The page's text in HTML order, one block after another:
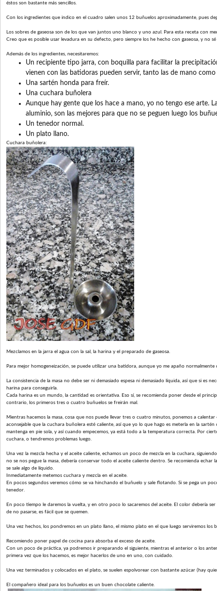
éstos son bastante más sencillos.
Con los ingredientes que indico en el cuadro salen unos 12 buñuelos aproximadamente, pues
Los sobres de gaseosa son de los que van juntos uno blanco y uno azul. Para esta receta con
Creo que es posible usar levadura en su defecto, pero siempre los he hecho con gaseosa, y no
Además de los ingredientes, necesitaremos:
Un recipiente tipo jarra, con boquilla para facilitar la
vienen con las batidoras pueden servir, tanto las de mano como
Una sartén honda para freír.
Una cuchara buñolera
Aunque hay gente que los hace a mano, yo no tengo ese arte.
aluminio, son las mejores para que no se peguen luego los
Un tenedor normal.
Un plato llano.
Cuchara buñolera:
Mezclamos en la jarra el agua con la sal, la harina y el preparado de gaseosa.
Para mejor homogeneización, se puede utilizar una batidora, aunque yo me apaño
La consistencia de la masa no debe ser ni demasiado espesa ni demasiado líquida, así que si es
harina para conseguirla.
Cada harina es un mundo, la cantidad es orientativa. Eso sí, se recomienda poner desde el
contrario, los primeros tres o cuatro buñuelos se freirán mal.
Mientras hacemos la masa, cosa que nos puede llevar tres o cuatro minutos, ponemos a calentar
aconsejable que la cuchara buñolera esté caliente, así que yo lo que hago es meterla en la sartén
mantenga en pie sola, y así cuando empecemos, ya está todo a la temperatura correcta. Por
cuchara, o tendremos problemas luego.
Una vez la mezcla hecha y el aceite caliente, echamos un poco de mezcla en la cuchara,
no se nos pegue la masa, debería conservar todo el aceite caliente dentro. Se recomienda echar
se sale algo de líquido.
Inmediatamente metemos cuchara y mezcla en el aceite.
En pocos segundos veremos cómo se va hinchando el buñuelo y sale flotando. Si se pega un
tenedor.
En poco tiempo le daremos la vuelta, y en otro poco lo sacaremos del aceite. El color debería
de no pasarse, es fácil que se quemen.
Una vez hechos, los pondremos en un plato llano, el mismo plato en el que luego serviremos los
Recomiendo poner papel de cocina para absorba el exceso de aceite.
Con un poco de práctica, ya podremos ir preparando el siguiente, mientras el anterior o los
primera vez que los hacemos, es mejor hacerlos de uno en uno, con cuidado.
Una vez terminados y colocados en el plato, se suelen espolvorear con bastante azúcar (hay
El compañero ideal para los buñuelos es un buen chocolate caliente.